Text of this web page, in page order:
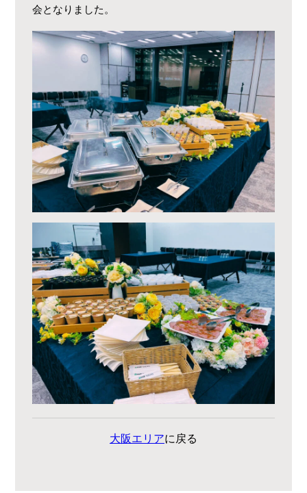
会となりました。
大阪エリアに戻る